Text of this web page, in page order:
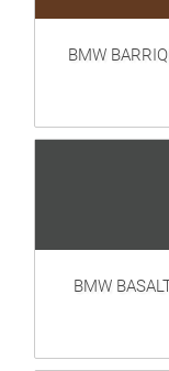
BMW
BMW